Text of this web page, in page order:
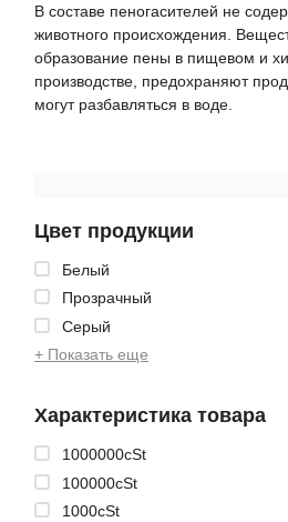
Цвет продукции
Белый
Прозрачный
Серый
+ Показать еще
Характеристика товара
1000000cSt
100000cSt
1000cSt
В составе пеногасителей не
животного происхождения.
образование пены в пищевом и
производстве, предохраняют
могут разбавляться в воде.